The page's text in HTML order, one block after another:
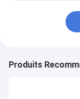
Produits